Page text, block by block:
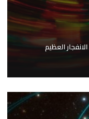
العظيم